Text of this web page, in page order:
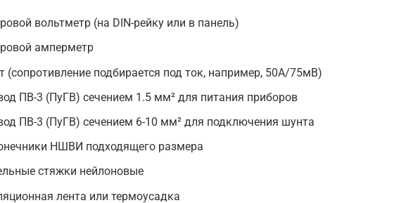
вольтметр (на DIN-рейку или в панель)
амперметр
(сопротивление подбирается под ток, например, 50А/75мВ)
ПВ-3 (ПуГВ) сечением 1.5 мм² для питания приборов
ПВ-3 (ПуГВ) сечением 6-10 мм² для подключения шунта
НШВИ подходящего размера
стяжки нейлоновые
лента или термоусадка